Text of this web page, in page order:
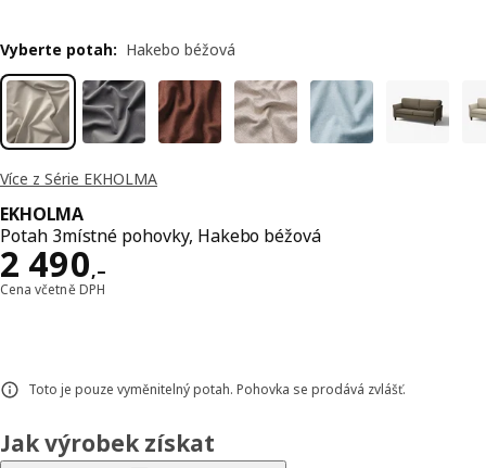
Více z Série EKHOLMA
EKHOLMA
Potah 3místné pohovky, Hakebo béžová
2 490,–
Cena 2490,–
Cena včetně DPH
Toto je pouze vyměnitelný potah. Pohovka se prodává zvlášť.
Vyberte potah: Hakebo béžová
Jak výrobek získat